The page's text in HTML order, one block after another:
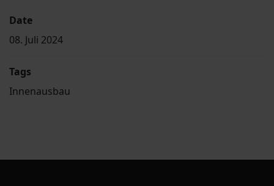
Date
08. Juli 2024
Tags
Innenausbau